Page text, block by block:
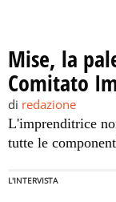
Mise, la
Comitato
di redazione
L'imprenditrice
tutte le
L'INTERVISTA